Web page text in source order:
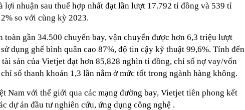
lợi nhuận sau thuế hợp nhất đạt lần lượt 17.792 tỉ đồng và 539 tỉ
so với cùng kỳ 2023.
toàn gần 34.500 chuyến bay, vận chuyển được hơn 6,3 triệu lượt
dụng ghế bình quân cao 87%, độ tin cậy kỹ thuật 99,6%. Tính đến
sản của Vietjet đạt hơn 85,828 nghìn tỉ đồng, chỉ số nợ vay/vốn
số thanh khoản 1,3 lần nằm ở mức tốt trong ngành hàng không.
Nam với thế giới qua các mạng đường bay, Vietjet tiên phong kết
dự án đầu tư nghiên cứu, ứng dụng công nghệ .